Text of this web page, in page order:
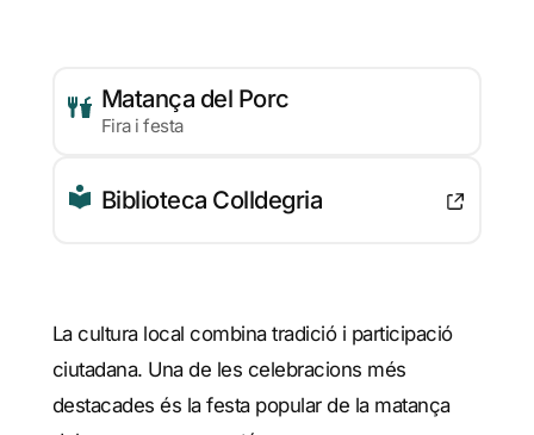
Matança del Porc
Fira i festa
Biblioteca Colldegria
La cultura local combina tradició i participació
ciutadana. Una de les celebracions més
destacades és la festa popular de la matança